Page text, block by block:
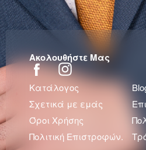
Ακολουθήστε Μας
Κατάλογος
Σχετικά με εμάς
Όροι Χρήσης
Πολιτική Επιστροφών.